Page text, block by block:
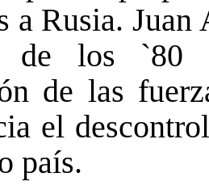
a Rusia.
de los `80
de las
el
país.